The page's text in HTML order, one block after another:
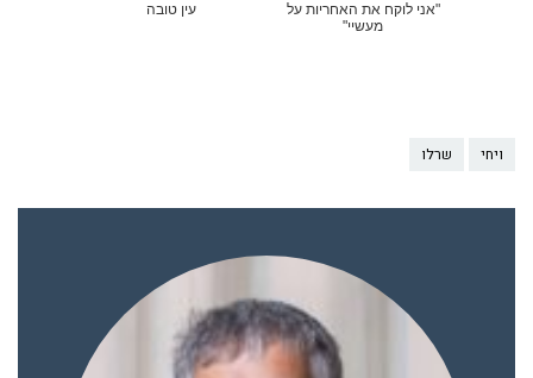
"אני לוקח את האחריות על
מעשיי"
עין טובה
ויחי שרלו